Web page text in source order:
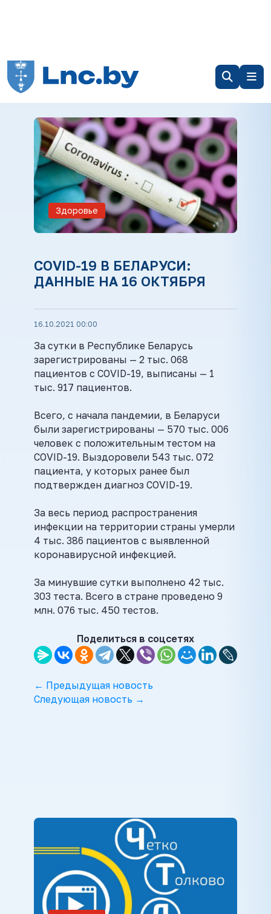
Здоровье
COVID-19 В БЕЛАРУСИ:
ДАННЫЕ НА 16 ОКТЯБРЯ
16.10.2021 00:00
За сутки в Республике Беларусь
зарегистрированы — 2 тыс. 068
пациентов с COVID-19, выписаны — 1
тыс. 917 пациентов.
Всего, с начала пандемии, в Беларуси
были зарегистрированы — 570 тыс. 006
человек с положительным тестом на
COVID-19. Выздоровели 543 тыс. 072
пациента, у которых ранее был
подтвержден диагноз COVID-19.
За весь период распространения
инфекции на территории страны умерли
4 тыс. 386 пациентов с выявленной
коронавирусной инфекцией.
За минувшие сутки выполнено 42 тыс.
303 теста. Всего в стране проведено 9
млн. 076 тыс. 450 тестов.
Поделиться в соцсетях
← Предыдущая новость
Следующая новость →